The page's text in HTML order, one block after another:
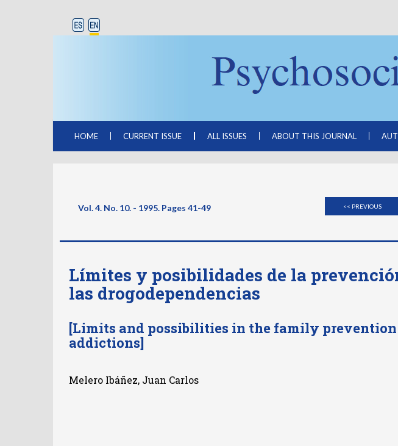
HOME CURRENT ISSUE ALL ISSUES ABOUT THIS JOURNAL
Vol. 4. No. 10. - 1995. Pages 41-49 << PREVIOUS
Límites y posibilidades de la
las drogodependencias
[Limits and possibilities in the family
addictions]
Melero Ibáñez, Juan Carlos